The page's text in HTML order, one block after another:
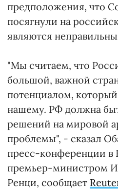
предположения, что
посягнули на
являются
"Мы считаем, что
большой, важной
потенциалом, который
нашему. РФ должна
решений на мировой
проблемы", - сказал
пресс-конференции в
премьер-министром
Ренци, сообщает